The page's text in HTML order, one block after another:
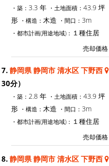
・築： 3.3 年 ・土地面積： 43.9 坪
形 ・構造： 木造 ・間口： 3m
・都市計画(用途地域)： １種住居
売却価格
7. 静岡県 静岡市 清水区 下野西
30分）
・築： 2.8 年 ・土地面積： 43.9 坪
形 ・構造： 木造 ・間口： 3m
・都市計画(用途地域)： １種住居
売却価格
8. 静岡県 静岡市 清水区 下野西